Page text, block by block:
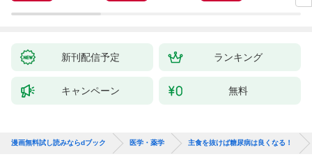
新刊配信予定 ランキング
キャンペーン 無料
漫画無料試し読みならdブック 医学・薬学 主食を抜けば糖尿病は良くなる！